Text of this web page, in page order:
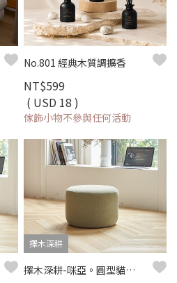
No.801 經典木質調擴香
NT$599
( USD 18 )
傢飾小物不參與任何活動
擇木深耕
擇木深耕-咪亞。圓型貓抓布椅凳(四色)